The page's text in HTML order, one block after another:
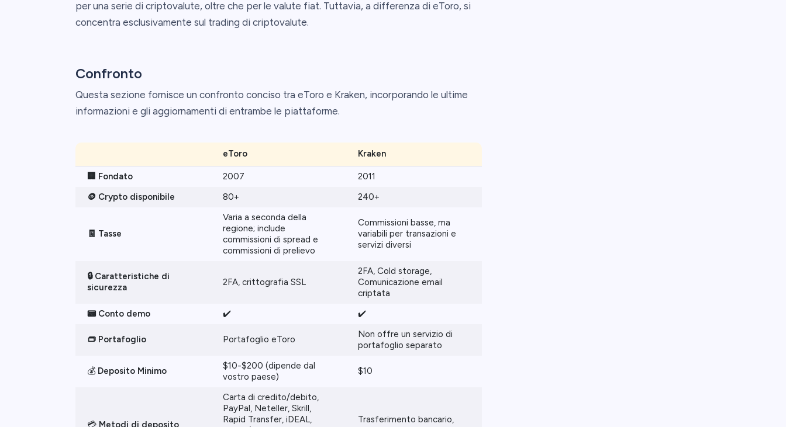
per una serie di criptovalute, oltre che per le valute fiat. Tuttavia, a differenza di eToro, si
concentra esclusivamente sul trading di criptovalute.
Confronto
Questa sezione fornisce un confronto conciso tra eToro e Kraken, incorporando le ultime
informazioni e gli aggiornamenti di entrambe le piattaforme.
eToro Kraken
🏢 Fondato 2007
2011
🪙 Crypto disponibile
80+ 240+
🧾 Tasse
Varia a seconda della
regione; include
commissioni di spread e
commissioni di prelievo
Commissioni basse, ma
variabili per transazioni e
servizi diversi
🔒 Caratteristiche di
sicurezza
2FA, crittografia SSL
2FA, Cold storage,
Comunicazione email
criptata
📟 Conto demo
✔️ ✔️
👝 Portafoglio Portafoglio eToro
Non offre un servizio di
portafoglio separato
💰 Deposito Minimo
$10-$200 (dipende dal
vostro paese)
$10
💳 Metodi di deposito
Carta di credito/debito,
PayPal, Neteller, Skrill,
Rapid Transfer, iDEAL,
Trasferimento bancario,